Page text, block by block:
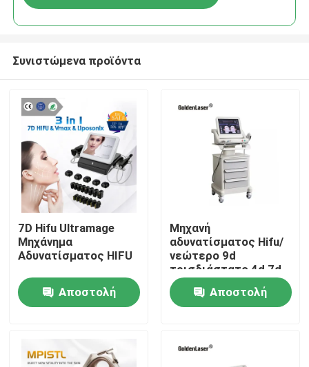
Σπίτι
Βίντεο
Συνιστώμενα προϊόντα
7D Hifu Ultramage
Μηχάνημα
Αδυνατίσματος HIFU
Αποστολή
Μηχανή
αδυνατίσματος Hifu/
νεώτερο 9d
τρισδιάστατο 4d 7d
Hifu Κορέα 12
πρόσωπο και σώμα
μηχανών γραμμών
Αποστολή